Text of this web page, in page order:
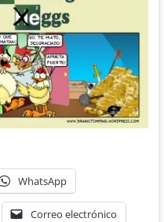
WhatsApp
Correo electrónico